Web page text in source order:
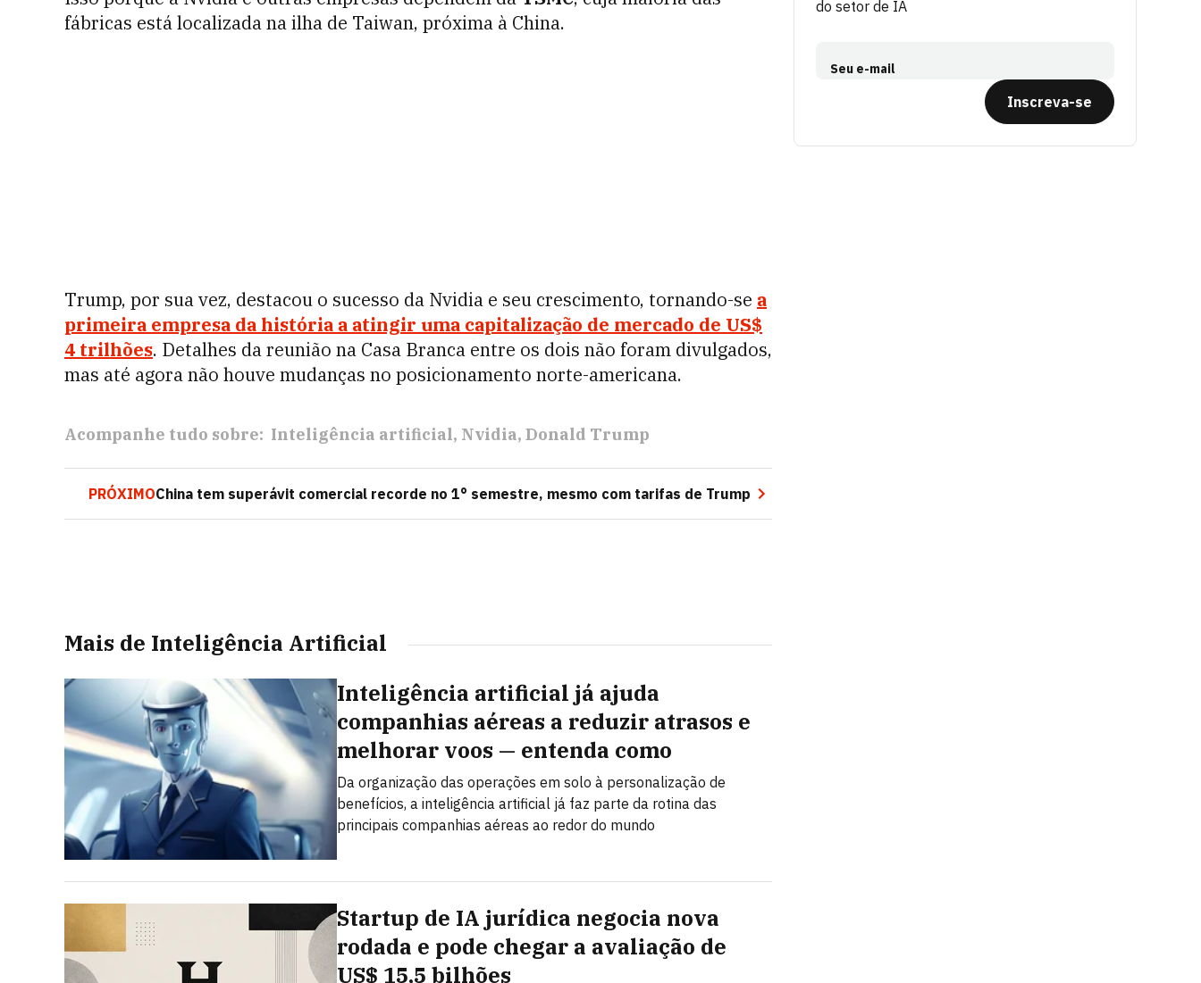
fábricas está localizada na ilha de Taiwan, próxima à China.
Trump, por sua vez, destacou o sucesso da Nvidia e seu crescimento, tornando-se a
primeira empresa da história a atingir uma capitalização de mercado de US$
4 trilhões. Detalhes da reunião na Casa Branca entre os dois não foram divulgados,
mas até agora não houve mudanças no posicionamento norte-americana.
Acompanhe tudo sobre: Inteligência artificial Nvidia Donald Trump
PRÓXIMOChina tem superávit comercial recorde no 1° semestre, mesmo com tarifas de Trump
Mais de Inteligência Artificial
Inteligência artificial já ajuda
companhias aéreas a reduzir atrasos e
melhorar voos — entenda como
Da organização das operações em solo à personalização de
benefícios, a inteligência artificial já faz parte da rotina das
principais companhias aéreas ao redor do mundo
Startup de IA jurídica negocia nova
rodada e pode chegar a avaliação de
US$ 15,5 bilhões
do setor de IA
Seu e-mail
Inscreva-se